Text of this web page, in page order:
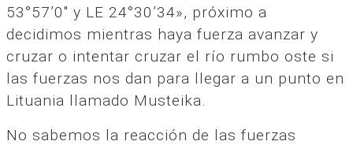
53°57’0″ y LE 24°30’34», próximo a
decidimos mientras haya fuerza avanzar y
cruzar o intentar cruzar el río rumbo oste si
las fuerzas nos dan para llegar a un punto en
Lituania llamado Musteika.
No sabemos la reacción de las fuerzas